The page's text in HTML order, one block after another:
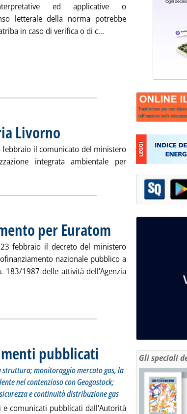
ed applicative o
letterale della norma potrebbe
in caso di verifica o di c... Leggi tutta la notizia:
Livorno
febbraio il comunicato del ministero
integrata ambientale per
tutta la notizia: 'Eni, riesame Aia per raffineria
per Euratom
febbraio il decreto del ministero
nazionale pubblico a
183/1987 delle attività dell'Agenzia
Leggi tutta la notizia: 'Enea, in Gazzetta il
pubblicati . Sottotitolo: Oneri di sistema,
. Pubblicata lunedì 26 febbraio
monitoraggio mercato gas, la
nel contenzioso con Geogastock;
e continuità distribuzione gas
comunicati pubblicati dall'Autorità
Gli speciali